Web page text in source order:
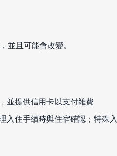
並且可能會改變。
並提供信用卡以支付雜費
入住手續時與住宿確認；特殊入